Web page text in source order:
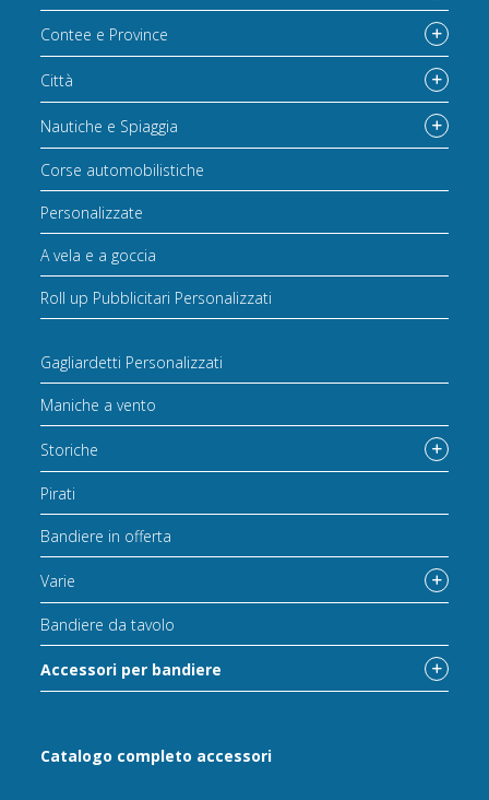
Contee e Province
Città
Nautiche e Spiaggia
Corse automobilistiche
Personalizzate
A vela e a goccia
Roll up Pubblicitari Personalizzati
Gagliardetti Personalizzati
Maniche a vento
Storiche
Pirati
Bandiere in offerta
Varie
Bandiere da tavolo
Accessori per bandiere
Catalogo completo accessori